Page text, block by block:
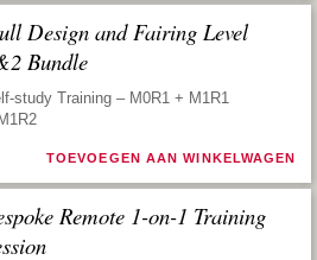
Design and Fairing Level
Bundle
study Training – M0R1 + M1R1
TOEVOEGEN AAN WINKELWAGEN
Remote 1-on-1 Training